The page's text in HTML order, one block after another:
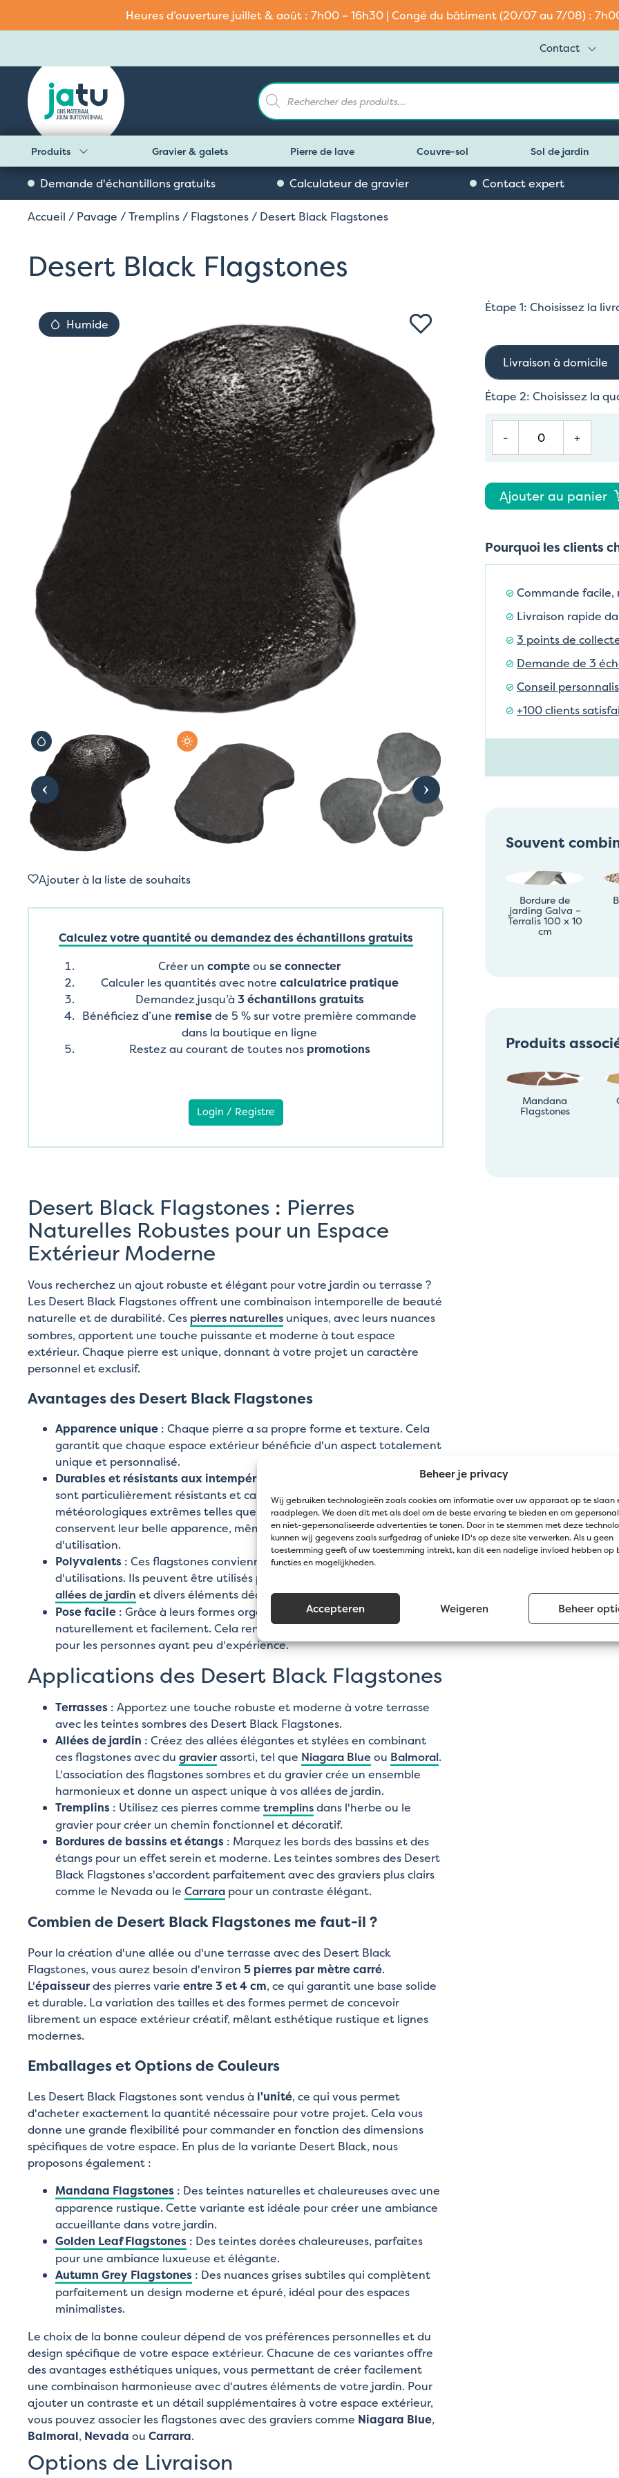
Beheer je privacy
Wij gebruiken technologieën zoals cookies om informatie over uw apparaat op te slaan
raadplegen. We doen dit met als doel om de beste ervaring te bieden en om
en niet-gepersonaliseerde advertenties te tonen. Door in te stemmen met deze
kunnen wij gegevens zoals surfgedrag of unieke ID's op deze site verwerken. Als u geen
toestemming geeft of uw toestemming intrekt, kan dit een nadelige invloed hebben op
functies en mogelijkheden.
Accepteren Weigeren Beheer
Heures d’ouverture juillet & août : 7h00 – 16h30 | Congé du bâtiment (20/07 au 7/08) :
Contact
Recherche
de
produits
Produits Gravier & galets Pierre de lave Couvre-sol Sol de jardin
Demande d'échantillons gratuits Calculateur de gravier Contact expert
Accueil / Pavage /Tremplins/ Flagstones/ Desert Black Flagstones
Desert Black Flagstones
Humide
Ajouter à la liste de souhaits
Calculez votre quantité ou demandez des échantillons gratuits
Créer un compteou se connecter
Calculer les quantités avec notre calculatrice pratique
Demandez jusqu’à 3 échantillons gratuits
Bénéficiez d’une remisede 5 % sur votre première commande
dans la boutique en ligne
Restez au courant de toutes nos promotions
Login / Registre
Desert Black Flagstones : Pierres
Naturelles Robustes pour un Espace
Extérieur Moderne
Vous recherchez un ajout robuste et élégant pour votre jardin ou terrasse ?
Les Desert Black Flagstones offrent une combinaison intemporelle de beauté
naturelle et de durabilité. Ces pierres naturelles uniques, avec leurs nuances
sombres, apportent une touche puissante et moderne à tout espace
extérieur. Chaque pierre est unique, donnant à votre projet un caractère
personnel et exclusif.
Avantages des Desert Black Flagstones
Apparence unique : Chaque pierre a sa propre forme et texture. Cela
garantit que chaque espace extérieur bénéficie d'un aspect totalement
unique et personnalisé.
Durables et résistants aux intempéries
: Les Desert Black Flagstones
sont particulièrement résistants et capables de supporter des conditions
météorologiques extrêmes telles que le gel et le soleil intense. Ils
conservent leur belle apparence, même après de nombreuses années
d'utilisation.
Polyvalents : Ces flagstones conviennent à une large gamme
d'utilisations. Ils peuvent être utilisés pour les terrasses, les
allées de jardin et divers éléments décoratifs dans le jardin.
Pose facile : Grâce à leurs formes organiques, les pierres s'emboîtent
naturellement et facilement. Cela rend leur installation simple, même
pour les personnes ayant peu d'expérience.
Applications des Desert Black Flagstones
Terrasses : Apportez une touche robuste et moderne à votre terrasse
avec les teintes sombres des Desert Black Flagstones.
Allées de jardin : Créez des allées élégantes et stylées en combinant
ces flagstones avec du gravierassorti, tel que Niagara Blue ou Balmoral.
L'association des flagstones sombres et du gravier crée un ensemble
harmonieux et donne un aspect unique à vos allées de jardin.
Tremplins : Utilisez ces pierres comme tremplinsdans l'herbe ou le
gravier pour créer un chemin fonctionnel et décoratif.
Bordures de bassins et étangs : Marquez les bords des bassins et des
étangs pour un effet serein et moderne. Les teintes sombres des Desert
Black Flagstones s'accordent parfaitement avec des graviers plus clairs
comme le Nevada ou le Carrara pour un contraste élégant.
Combien de Desert Black Flagstones me faut-il ?
Pour la création d'une allée ou d'une terrasse avec des Desert Black
Flagstones, vous aurez besoin d'environ 5 pierres par mètre carré.
L'épaisseurdes pierres varie entre 3 et 4 cm, ce qui garantit une base solide
et durable. La variation des tailles et des formes permet de concevoir
librement un espace extérieur créatif, mêlant esthétique rustique et lignes
modernes.
Emballages et Options de Couleurs
Les Desert Black Flagstones sont vendus à l'unité, ce qui vous permet
d'acheter exactement la quantité nécessaire pour votre projet. Cela vous
donne une grande flexibilité pour commander en fonction des dimensions
spécifiques de votre espace. En plus de la variante Desert Black, nous
proposons également :
Mandana Flagstones : Des teintes naturelles et chaleureuses avec une
apparence rustique. Cette variante est idéale pour créer une ambiance
accueillante dans votre jardin.
Golden Leaf Flagstones : Des teintes dorées chaleureuses, parfaites
pour une ambiance luxueuse et élégante.
Autumn Grey Flagstones : Des nuances grises subtiles qui complètent
parfaitement un design moderne et épuré, idéal pour des espaces
minimalistes.
Le choix de la bonne couleur dépend de vos préférences personnelles et du
design spécifique de votre espace extérieur. Chacune de ces variantes offre
des avantages esthétiques uniques, vous permettant de créer facilement
une combinaison harmonieuse avec d'autres éléments de votre jardin. Pour
ajouter un contraste et un détail supplémentaires à votre espace extérieur,
vous pouvez associer les flagstones avec des graviers comme Niagara Blue,
Balmoral, Nevada ou Carrara.
Options de Livraison
Étape 1: Choisissez la
Livraison à domicile
Étape 2: Choisissez la
- +
Ajouter au panier
Pourquoi les clients
Commande facile,
Livraison rapide
3 points de
Demande de 3
Conseil
+100 clients
Souvent
Bordure de
jarding Galva –
Terralis 100 x 10
cm
Produits
Mandana
Flagstones